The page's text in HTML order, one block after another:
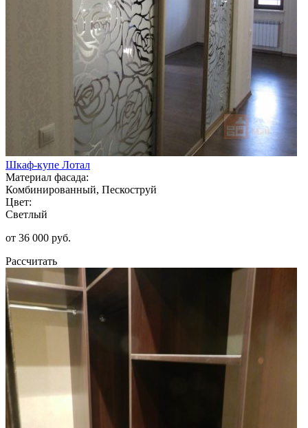
Шкаф-купе Лотал
Материал фасада:
Комбинированный, Пескоструй
Цвет:
Светлый
от 36 000 руб.
Рассчитать